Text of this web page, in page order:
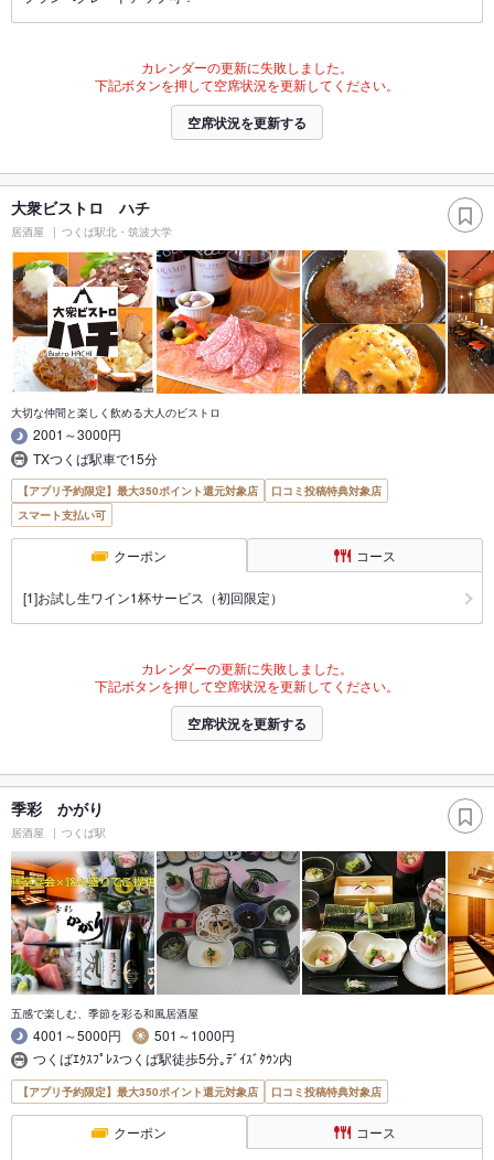
カレンダーの更新に失敗しました。
下記ボタンを押して空席状況を更新してください。
空席状況を更新する
大衆ビストロ ハチ
居酒屋 つくば駅北・筑波大学
大切な仲間と楽しく飲める大人のビストロ
2001～3000円
TXつくば駅車で15分
【アプリ予約限定】最大350ポイント還元対象店
口コミ投稿特典対象店
スマート支払い可
クーポン コース
[1]お試し生ワイン1杯サービス（初回限定）
カレンダーの更新に失敗しました。
下記ボタンを押して空席状況を更新してください。
空席状況を更新する
季彩 かがり
居酒屋 つくば駅
五感で楽しむ、季節を彩る和風居酒屋
4001～5000円
501～1000円
つくばｴｸｽﾌﾟﾚｽつくば駅徒歩5分｡ﾃﾞｲｽﾞﾀｳﾝ内
【アプリ予約限定】最大350ポイント還元対象店 口コミ投稿特典対象店
クーポン コース